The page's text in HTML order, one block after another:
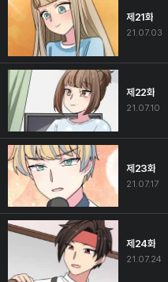
제21화
21.07.03
제22화
21.07.10
제23화
21.07.17
제24화
21.07.24